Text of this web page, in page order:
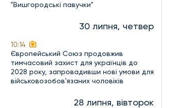
"Вишгородські павучки"
30 липня, четвер
10:14
Європейський Союз продовжив
тимчасовий захист для українців до
2028 року, запровадивши нові умови для
військовозобов'язаних чоловіків
28 липня, вівторок